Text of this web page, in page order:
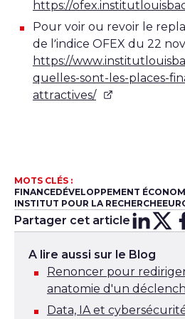
https://
Pour voir ou revoir le
de l’indice OFEX du 22
https://
quelles-sont-les-places-
attractives/
MOTS CLÉS :
FINANCEDÉVELOPPEMENT
INSTITUT POUR LA RECHERCHE
Partager cet article
A lire aussi sur le Blog
Renoncer pour
anatomie d'un
Data, IA et